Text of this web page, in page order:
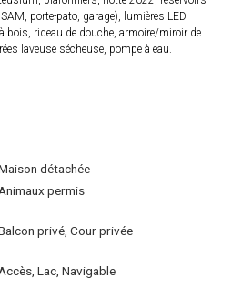
porte-pato, garage), lumières LED
bois, rideau de douche, armoire/miroir de
laveuse sécheuse, pompe à eau.
détachée
permis
privé, Cour privée
Lac, Navigable